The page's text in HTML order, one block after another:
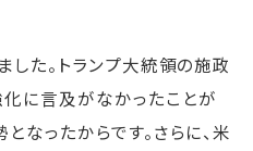
た。トランプ大統領の施政
に言及がなかったことが
なったからです。さらに、米